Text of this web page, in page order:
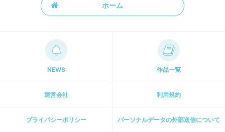
ホーム
NEWS 作品一覧
運営会社 利用規約
プライパシーポリシー パーソナルデータの外部送信について